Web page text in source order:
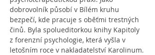
dobrovolník působí v Bílém kruhu
bezpečí, kde pracuje s oběťmi trestných
činů. Byla spolueditorkou knihy Kapitoly
z forenzní psychologie, která vyšla v
letošním roce v nakladatelství Karolinum.